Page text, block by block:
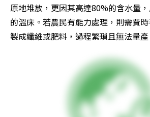
原地堆放，更因其高達80%的含水量
的溫床。若農民有能力處理，則需費時
製成纖維或肥料，過程繁瑣且無法量產